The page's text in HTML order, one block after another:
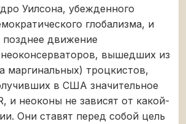
Уилсона, убежденного
глобализма, и
позднее движение
вышедших из
маргинальных) троцкистов,
в США значительное
и неоконы не зависят от какой-
Они ставят перед собой цель